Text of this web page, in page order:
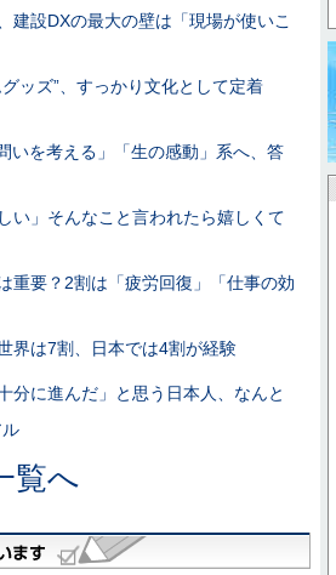
建設DXの最大の壁は「現場が使いこ
ッズ”、すっかり文化として定着
いを考える」「生の感動」系へ、答
い」そんなこと言われたら嬉しくて
重要？2割は「疲労回復」「仕事の効
界は7割、日本では4割が経験
分に進んだ」と思う日本人、なんと
覧へ